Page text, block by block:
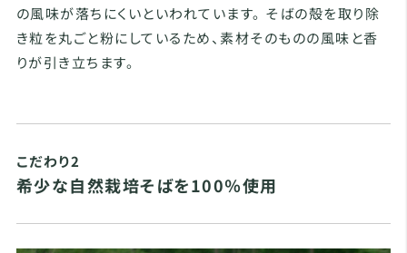
の風味が落ちにくいといわれています。 そばの殻を取り除
き粒を丸ごと粉にしているため、素材そのものの風味と香
りが引き立ちます。
こだわり2
希少な自然栽培そばを100％使用